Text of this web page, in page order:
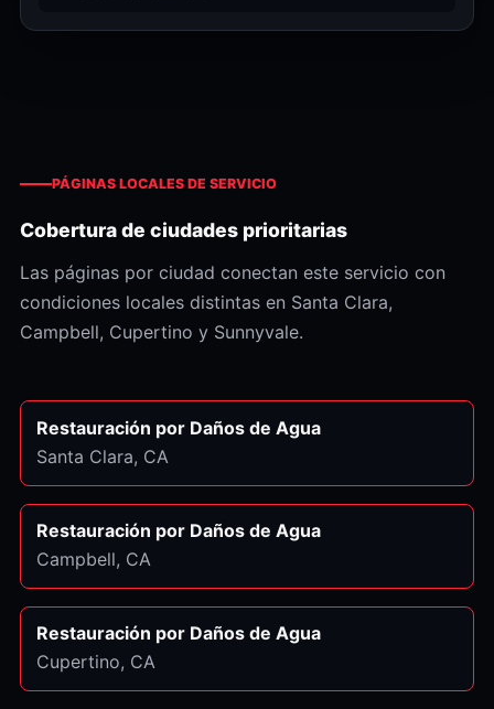
PÁGINAS LOCALES DE SERVICIO
Cobertura de ciudades prioritarias
Las páginas por ciudad conectan este servicio con
condiciones locales distintas en Santa Clara,
Campbell, Cupertino y Sunnyvale.
Restauración por Daños de Agua
Santa Clara, CA
Restauración por Daños de Agua
Campbell, CA
Restauración por Daños de Agua
Cupertino, CA